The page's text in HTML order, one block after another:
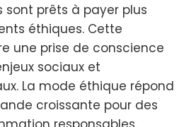
prêts à payer plus
éthiques. Cette
une prise de conscience
sociaux et
La mode éthique répond
croissante pour des